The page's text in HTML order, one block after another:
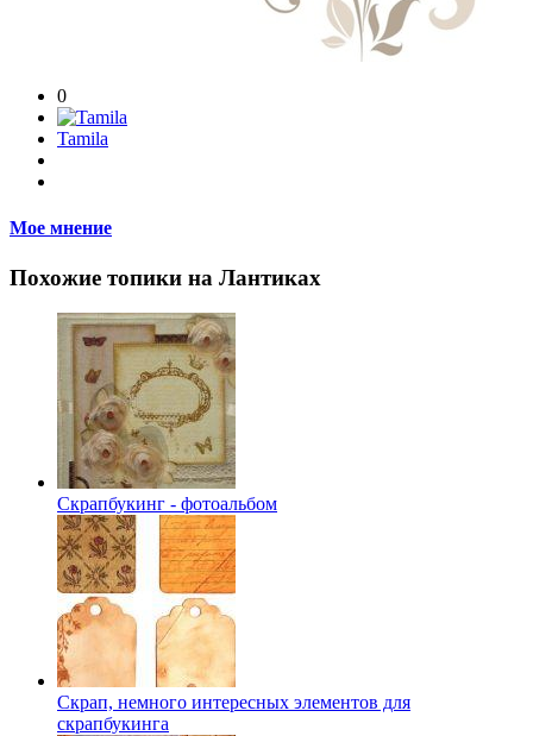
0
Tamila
Мое мнение
Похожие топики на Лантиках
Скрапбукинг - фотоальбом
Скрап, немного интересных элементов для
скрапбукинга